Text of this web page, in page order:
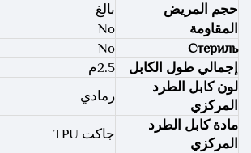
حجم المريض
بالغ
المقاومة
No
Стериль
No
إجمالي طول الكابل
2.5م
لون كابل الطرد
المركزي
رمادي
مادة كابل الطرد
المركزي
جاكت TPU